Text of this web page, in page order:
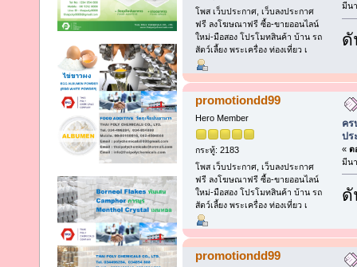
โพส เว็บประกาศ, เว็บลงประกาศ
ฟรี ลงโฆษณาฟรี ซื้อ-ขายออนไลน์
ใหม่-มือสอง โปรโมทสินค้า บ้าน รถ
สัตว์เลี้ยง พระเครื่อง ท่องเที่ยว เ
มีน
ดั
promotiondd99
Hero Member
กระทู้: 2183
โพส เว็บประกาศ, เว็บลงประกาศ
ฟรี ลงโฆษณาฟรี ซื้อ-ขายออนไลน์
ใหม่-มือสอง โปรโมทสินค้า บ้าน รถ
สัตว์เลี้ยง พระเครื่อง ท่องเที่ยว เ
คร
ปร
« ต
มีน
ดั
promotiondd99